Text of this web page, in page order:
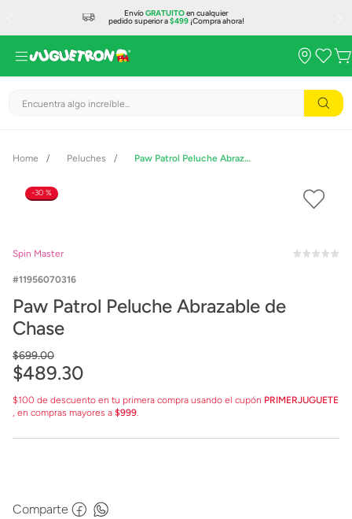
EnvíoGRATUITOen cualquier
pedido superior a$499¡Compra ahora!
Encuentra algo increíble...
Peluches Paw Patrol Peluche Abrazable de Chase
30 %
Spin Master
11956070316
Paw Patrol Peluche Abrazable de
Chase
$699.00
$489.30
$100 de descuento en tu primera compra usando el cupón PRIMERJUGUETE
, en compras mayores a $999.
Comparte